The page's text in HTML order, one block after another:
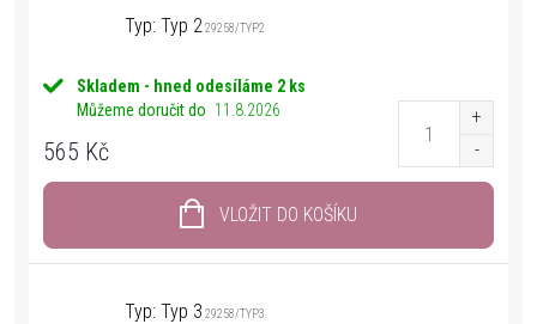
Typ: Typ 229258/TYP2
Skladem - hned odesíláme 2 ks
Můžeme doručit do 11.8.2026
565 Kč
VLOŽIT DO KOŠÍKU
Typ: Typ 3 29258/TYP3